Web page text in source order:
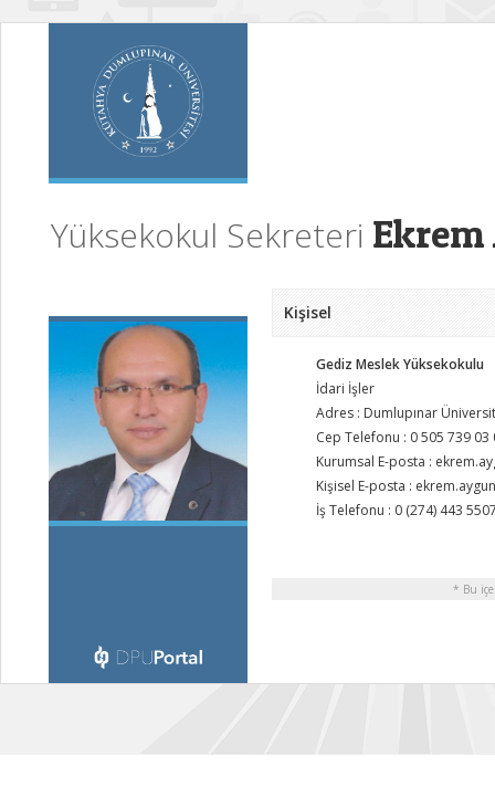
Yüksekokul Sekreteri
Kişisel
Gediz Meslek Yüksekokulu
İdari İşler
Adres : Dumlupınar
Cep Telefonu : 0 505 739 03
Kurumsal E-posta :
Kişisel E-posta :
İş Telefonu : 0 (274) 443
* Bu